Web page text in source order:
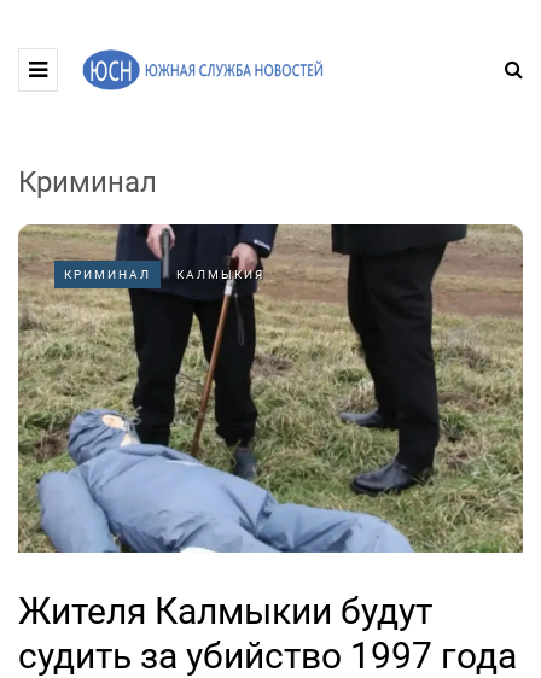
Криминал
КРИМИНАЛ КАЛМЫКИЯ
Жителя Калмыкии будут
судить за убийство 1997 года